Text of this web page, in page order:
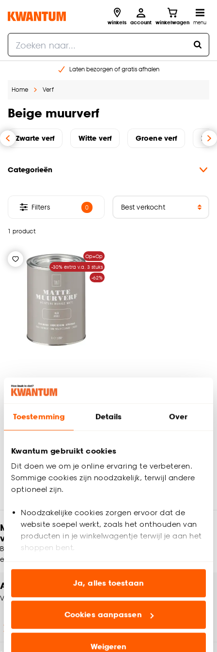
Toestemming Details Over
Kwantum gebruikt cookies
Dit doen we om je online ervaring te verbeteren.
Sommige cookies zijn noodzakelijk, terwijl andere
optioneel zijn.
Noodzakelijke cookies zorgen ervoor dat de
website soepel werkt, zoals het onthouden van
producten in je winkelwagentje terwijl je aan het
shoppen bent.
Analytische cookies (optioneel) helpen ons de
website te verbeteren voor jou en al onze andere
Marketing cookies (optioneel) laten jou
relevante informatie en aanbiedingen zien op
Ja, alles toestaan
Cookies aanpassen
Weigeren
winkels account winkelwagen menu
Laten bezorgen of gratis afhalen
Home Verf
Beige muurverf
Zwarte verf Witte verf Groene verf
Categorieën
1 product
Filters 0
Op=Op
-30% extra v.a. 3 stuks
-62%
Muurverf Mat Klei
(0)
4.
-
Alleen in de winkel
Meld je aan en ontvang € 5,- korting op je
volgende bestelling
Blijf per e-mail op de hoogte van leuke aanbiedingen, inspiratie
en meer!
Altijd een winkel in de buurt
Vind jouw Kwantum winkel
Winkels en openingstijden